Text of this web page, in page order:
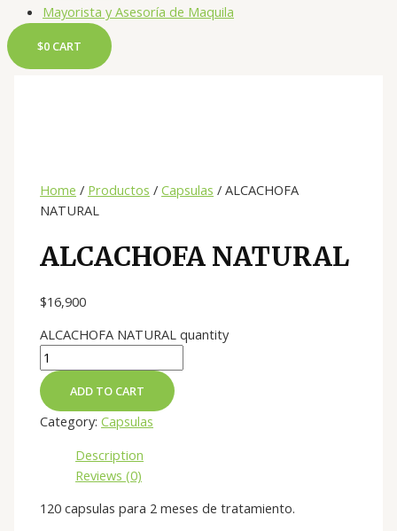
Mayorista y Asesoría de Maquila
$0 CART
Home / Productos /Capsulas / ALCACHOFA
NATURAL
ALCACHOFA NATURAL
$16,900
ALCACHOFA NATURAL quantity
ADD TO CART
Category:Capsulas
Description
Reviews (0)
120 capsulas para 2 meses de tratamiento.